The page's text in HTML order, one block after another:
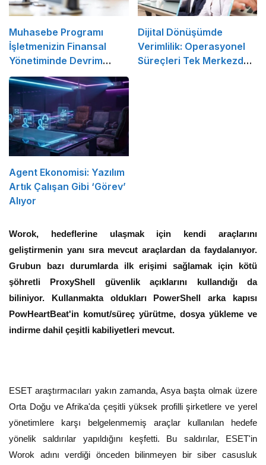
Muhasebe Programı
İşletmenizin Finansal
Yönetiminde Devrim
Yaratacak Çözüm
Dijital Dönüşümde
Verimlilik: Operasyonel
Süreçleri Tek Merkezden
Agent Ekonomisi: Yazılım
Artık Çalışan Gibi ‘Görev’
Alıyor
Worok, hedeflerine ulaşmak için kendi araçlarını
geliştirmenin yanı sıra mevcut araçlardan da faydalanıyor.
Grubun bazı durumlarda ilk erişimi sağlamak için kötü
şöhretli ProxyShell güvenlik açıklarını kullandığı da
biliniyor. Kullanmakta oldukları PowerShell arka kapısı
PowHeartBeat'in komut/süreç yürütme, dosya yükleme ve
indirme dahil çeşitli kabiliyetleri mevcut.
ESET araştırmacıları yakın zamanda, Asya başta olmak üzere
Orta Doğu ve Afrika'da çeşitli yüksek profilli şirketlere ve yerel
yönetimlere karşı belgelenmemiş araçlar kullanılan hedefe
yönelik saldırılar yapıldığını keşfetti. Bu saldırılar, ESET'in
Worok adını verdiği önceden bilinmeyen bir siber casusluk